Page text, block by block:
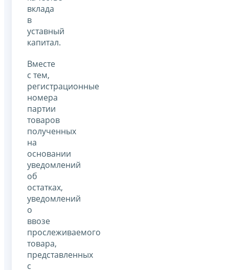
вклада
в
уставный
капитал.
Вместе
с тем,
регистрационные
номера
партии
товаров
полученных
на
основании
уведомлений
об
остатках,
уведомлений
о
ввозе
прослеживаемого
товара,
представленных
с